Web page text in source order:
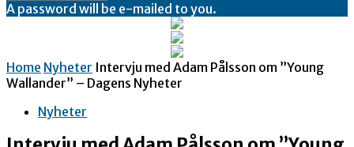
A password will be e-mailed to you.
Home Nyheter Intervju med Adam Pålsson om ”Young
Wallander” – Dagens Nyheter
Nyheter